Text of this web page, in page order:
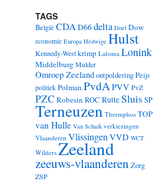
TAGS
België CDAD66delta Doel Dow
economie Europa Hedwige Hulst
Kennedy-Westkrimp Lafoma Lonink
MiddelburgMulder
Omroep ZeelandontpolderingPeijs
politiek PolmanPvdAPVV PvZ
PZC Robesin ROC RutteSluis SP
Terneuzen Thermphos TOP
van Hulle Van Schaik verkiezingen
Vlaanderen VlissingenVVD WCT
Wilders Zeeland
zeeuws-vlaanderen Zorg
ZSP